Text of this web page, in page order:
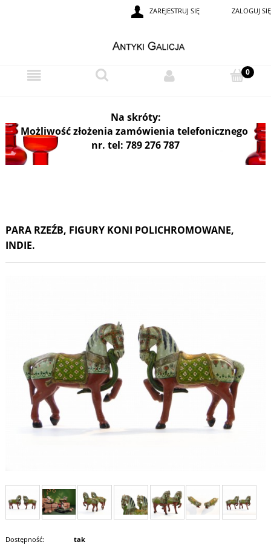
ZAREJESTRUJ SIĘ ZALOGUJ SIĘ
Na skróty:
Możliwość złożenia zamówienia telefonicznego
nr. tel: 789 276 787
PARA RZEŹB, FIGURY KONI POLICHROMOWANE,
INDIE.
Dostępność: tak